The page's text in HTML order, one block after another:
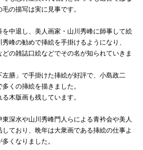
の描写は実に見事です。
中退し、美人画家・山川秀峰に師事して絵
峰の勧めで挿絵を手掛けるようになり、
どの雑誌口絵などでその名が知られていきま
膳」で手掛けた挿絵が好評で、小島政二
くの挿絵を描きました。
木版画も残しています。
深水や山川秀峰門人らによる青衿会や美人
ており、晩年は大衆画である挿絵の仕事よ
くなりました。